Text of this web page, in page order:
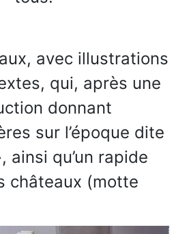
avec illustrations
qui, après une
donnant
sur l’époque dite
ainsi qu’un rapide
châteaux (motte